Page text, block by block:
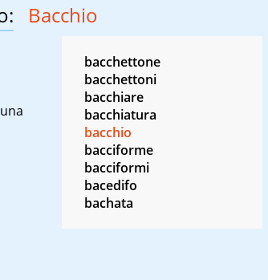
Bacchio
bacchettone
bacchettoni
bacchiare
bacchiatura
bacchio
bacciforme
bacciformi
bacedifo
bachata